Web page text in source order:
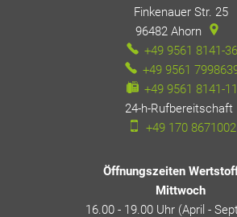
Finkenauer Str. 25
96482 Ahorn
+49 9561 8141-36
+49 9561
+49 9561 8141-11
24-h-Rufbereitschaft
+49 170 8671002
Öffnungszeiten
Mittwoch
16.00 - 19.00 Uhr (April -